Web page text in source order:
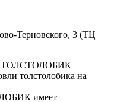
Терновского, 3 (ТЦ
ТОЛСТОЛОБИК
толстолобика на
имеет